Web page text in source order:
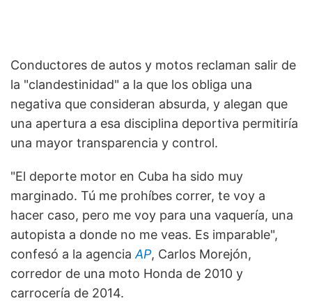
Conductores de autos y motos reclaman salir de
la "clandestinidad" a la que los obliga una
negativa que consideran absurda, y alegan que
una apertura a esa disciplina deportiva permitiría
una mayor transparencia y control.
"El deporte motor en Cuba ha sido muy
marginado. Tú me prohíbes correr, te voy a
hacer caso, pero me voy para una vaquería, una
autopista a donde no me veas. Es imparable",
confesó a la agencia AP, Carlos Morejón,
corredor de una moto Honda de 2010 y
carrocería de 2014.